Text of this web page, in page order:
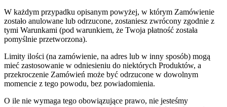
W każdym przypadku opisanym powyżej, w którym Zamówienie
zostało anulowane lub odrzucone, zostaniesz zwrócony zgodnie z
tymi Warunkami (pod warunkiem, że Twoja płatność została
pomyślnie przetworzona).
Limity ilości (na zamówienie, na adres lub w inny sposób) mogą
mieć zastosowanie w odniesieniu do niektórych Produktów, a
przekroczenie Zamówień może być odrzucone w dowolnym
momencie z tego powodu, bez powiadomienia.
O ile nie wymaga tego obowiązujące prawo, nie jesteśmy